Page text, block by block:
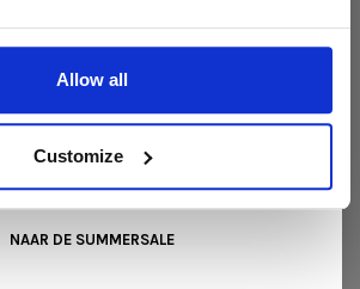
Allow all
Customize
naar wens samen te stellen, met de
mag verwachten.
showroom, doe inspiratie op en ontdek de
tijdens de
Summer Sale van Snip
NAAR DE SUMMERSALE